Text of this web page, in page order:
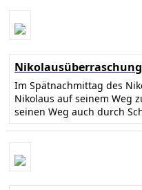
Nikolausüberraschung
Im Spätnachmittag des
Nikolaus auf seinem Weg
seinen Weg auch durch